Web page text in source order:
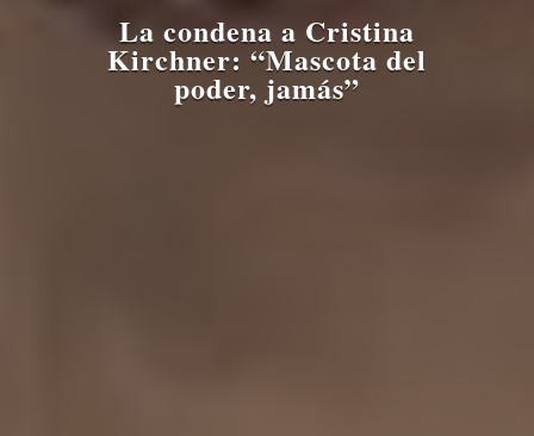
La condena a Cristina
Kirchner: “Mascota del
poder, jamás”